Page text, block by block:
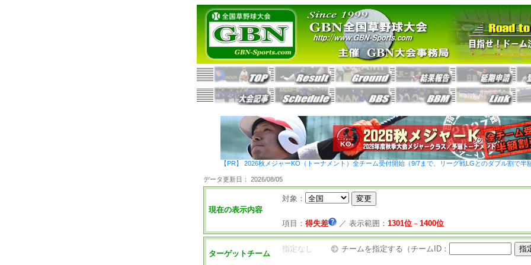
【PR】 2026秋メジャーKO（トーナメント）全チーム受付開始（9/7まで、リーグ戦LGとのダブル割で半
データ更新日： 2026/08/05
現在の表示内容
対象：
項目： 得失差 ／ 表示範囲： 1301位－ 1400位
ターゲットチーム
指定なし チームを指定する（チームID：